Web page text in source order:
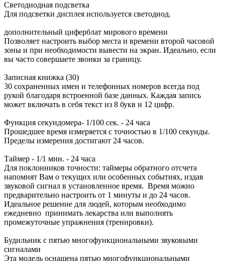
Светодиодная подсветка
Для подсветки дисплея используется светодиод.
дополнительный циферблат мирового времени
Позволяет настроить выбор места и времени второй часовой
зоны и при необходимости вывести на экран. Идеально, если
вы часто совершаете звонки за границу.
Записная книжка (30)
30 сохраненных имен и телефонных номеров всегда под
рукой благодаря встроенной базе данных. Каждая запись
может включать в себя текст из 8 букв и 12 цифр.
Функция секундомера- 1/100 сек. - 24 часа
Прошедшее время измеряется с точностью в 1/100 секунды.
Пределы измерения достигают 24 часов.
Таймер - 1/1 мин. - 24 часа
Для поклонников точности: таймеры обратного отсчета
напомнят Вам о текущих или особенных событиях, издав
звуковой сигнал в установленное время. Время можно
предварительно настроить от 1 минуты и до 24 часов.
Идеальное решение для людей, которым необходимо
ежедневно принимать лекарства или выполнять
промежуточные упражнения (тренировки).
Будильник с пятью многофункциональными звуковыми
сигналами
Эта модель оснащена пятью многофункциональными